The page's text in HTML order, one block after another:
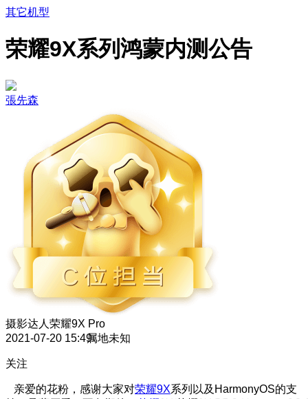
其它机型
荣耀9X系列鸿蒙内测公告
張先森
摄影达人 荣耀9X Pro
2021-07-20 15:49属地未知
关注
亲爱的花粉，感谢大家对荣耀9X系列以及HarmonyOS的支